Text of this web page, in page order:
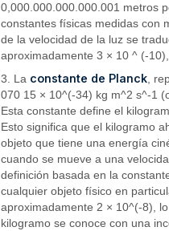
0,000.000.000.000.001 metros
constantes físicas medidas con
de la velocidad de la luz se
aproximadamente 3 × 10 ^ (-
3. La constante de Planck ,
070 15 × 10^(-34) kg m^2 s^-1
Esta constante define el
Esto significa que el kilogramo
objeto que tiene una energía
cuando se mueve a una
definición basada en la
cualquier objeto físico en
aproximadamente 2 × 10^(-8),
kilogramo se conoce con una